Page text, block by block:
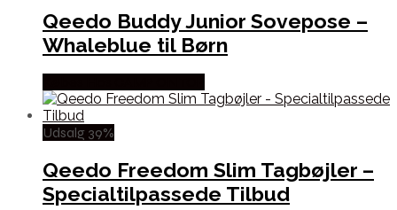
Qeedo Buddy Junior Sovepose –
Whaleblue til Børn
Udsalg 39%
Qeedo Freedom Slim Tagbøjler –
Specialtilpassede Tilbud